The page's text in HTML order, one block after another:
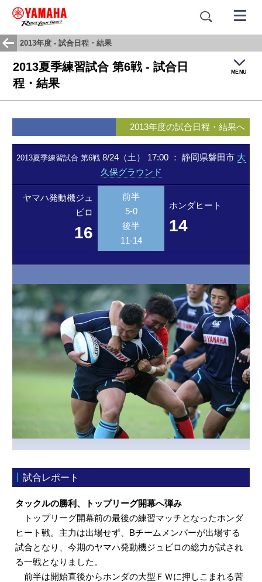
2013年度 - 試合日程・結果
2013夏季練習試合 第6戦 - 試合日
程・結果
MENU
試合結果・日程
応援歌：蒼き闘志
2013年度の試合日程・結果へ
2013夏季練習試合 第6戦 8/24（土） 17:00 ： 静岡県磐田市 大
久保グラウンド
ヤマハ発動機ジュ
ビロ
16
前半
5-0
後半
11-14
14
ホンダヒート
試合レポート
タックルの勝利、トップリーグ開幕へ弾み
トップリーグ開幕前の最後の練習マッチとなったホンダ
ヒート戦。主力は出場せず、Bチームメンバーが出場する
試合となり、今期のヤマハ発動機ジュビロの総力が試され
る一戦となりました。
前半は開始直後からホンダの大型ＦＷに押しこまれる苦